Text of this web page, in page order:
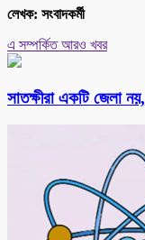
লেখক: সংবাদকর্মী
এ সম্পর্কিত আরও খবর
সাতক্ষীরা একটি জেলা